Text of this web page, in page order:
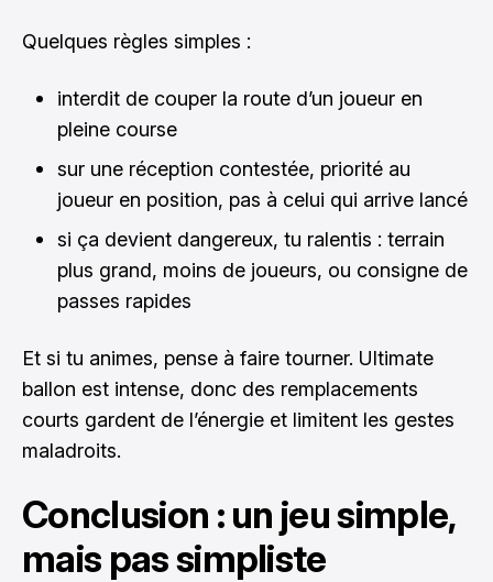
Quelques règles simples :
interdit de couper la route d’un joueur en
pleine course
sur une réception contestée, priorité au
joueur en position, pas à celui qui arrive lancé
si ça devient dangereux, tu ralentis : terrain
plus grand, moins de joueurs, ou consigne de
passes rapides
Et si tu animes, pense à faire tourner. Ultimate
ballon est intense, donc des remplacements
courts gardent de l’énergie et limitent les gestes
maladroits.
Conclusion : un jeu simple,
mais pas simpliste